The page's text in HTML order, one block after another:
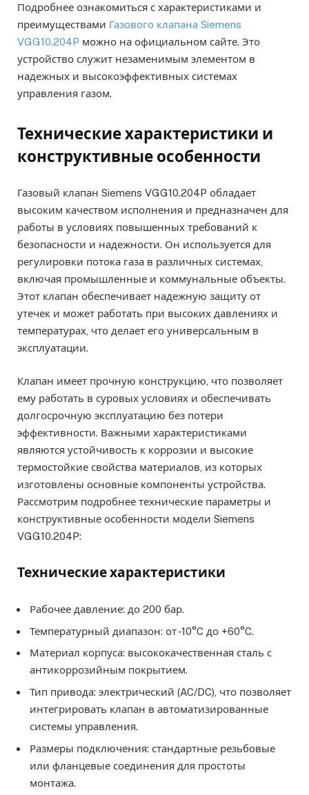
Подробнее ознакомиться с характеристиками и
преимуществами Газового клапана Siemens
VGG10.204P можно на официальном сайте. Это
устройство служит незаменимым элементом в
надежных и высокоэффективных системах
управления газом.
Технические характеристики и
конструктивные особенности
Газовый клапан Siemens VGG10.204P обладает
высоким качеством исполнения и предназначен для
работы в условиях повышенных требований к
безопасности и надежности. Он используется для
регулировки потока газа в различных системах,
включая промышленные и коммунальные объекты.
Этот клапан обеспечивает надежную защиту от
утечек и может работать при высоких давлениях и
температурах, что делает его универсальным в
эксплуатации.
Клапан имеет прочную конструкцию, что позволяет
ему работать в суровых условиях и обеспечивать
долгосрочную эксплуатацию без потери
эффективности. Важными характеристиками
являются устойчивость к коррозии и высокие
термостойкие свойства материалов, из которых
изготовлены основные компоненты устройства.
Рассмотрим подробнее технические параметры и
конструктивные особенности модели Siemens
VGG10.204P:
Технические характеристики
Рабочее давление: до 200 бар.
Температурный диапазон: от -10°C до +60°C.
Материал корпуса: высококачественная сталь с
антикоррозийным покрытием.
Тип привода: электрический (AC/DC), что позволяет
интегрировать клапан в автоматизированные
системы управления.
Размеры подключения: стандартные резьбовые
или фланцевые соединения для простоты
монтажа.